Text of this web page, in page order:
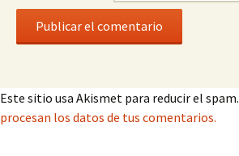
Este sitio usa Akismet para reducir el spam.
procesan los datos de tus comentarios.